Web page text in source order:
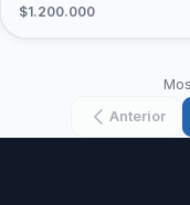
$1.200.000
Anterior